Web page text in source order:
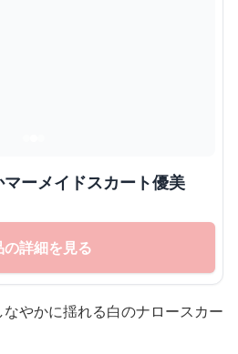
ーメイドスカート優美
の詳細を見る
やかに揺れる白のナロースカー